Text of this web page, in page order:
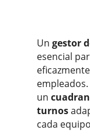
Un gestor
esencial
un
turnos
cada